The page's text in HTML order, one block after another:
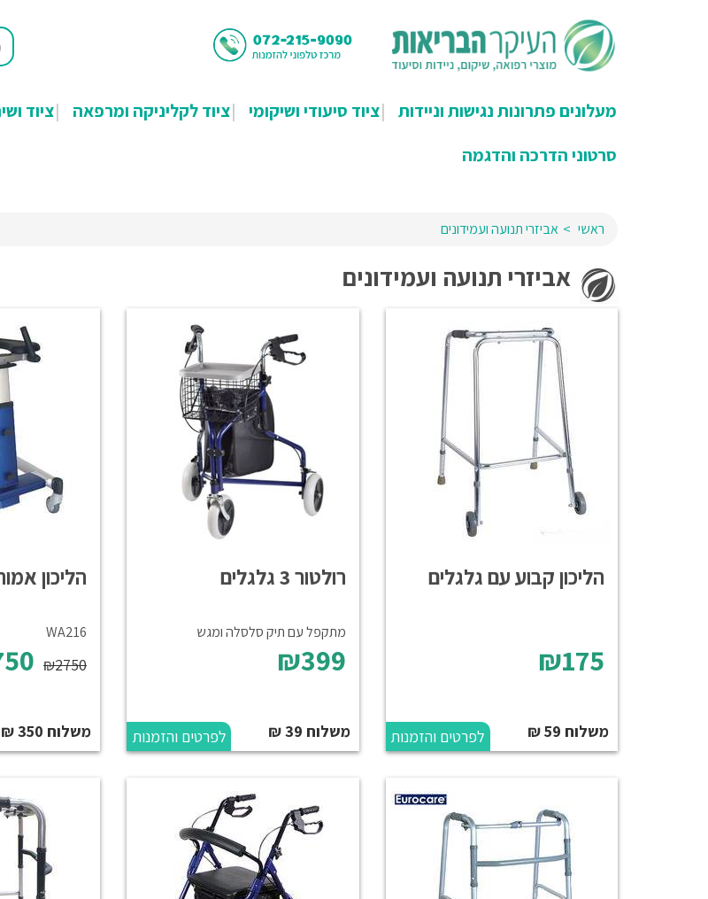
מעלונים פתרונות נגישות וניידות ציוד סיעודי ושיקומי ציוד לקליניקה ומרפאה ציוד
סרטוני הדרכה והדגמה
ראשי אביזרי תנועה ועמידונים
אביזרי תנועה ועמידונים
הליכון קבוע עם גלגלים
₪175
משלוח 59 ₪ לפרטים והזמנות
רולטור 3 גלגלים
מתקפל עם תיק סלסלה ומגש
₪399
משלוח 39 ₪ לפרטים והזמנות
הליכון
WA216
₪2750
משלוח 350 ₪